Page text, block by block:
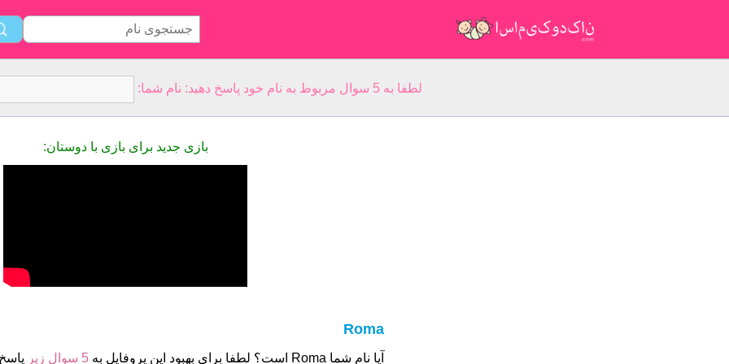
لطفا به 5 سوال مربوط به نام خود پاسخ دهید: نام شما:
بازی جدید برای بازی با دوستان:
Roma
آیا نام شما Roma است؟ لطفا برای بهبود این پروفایل به 5 سوال زیر